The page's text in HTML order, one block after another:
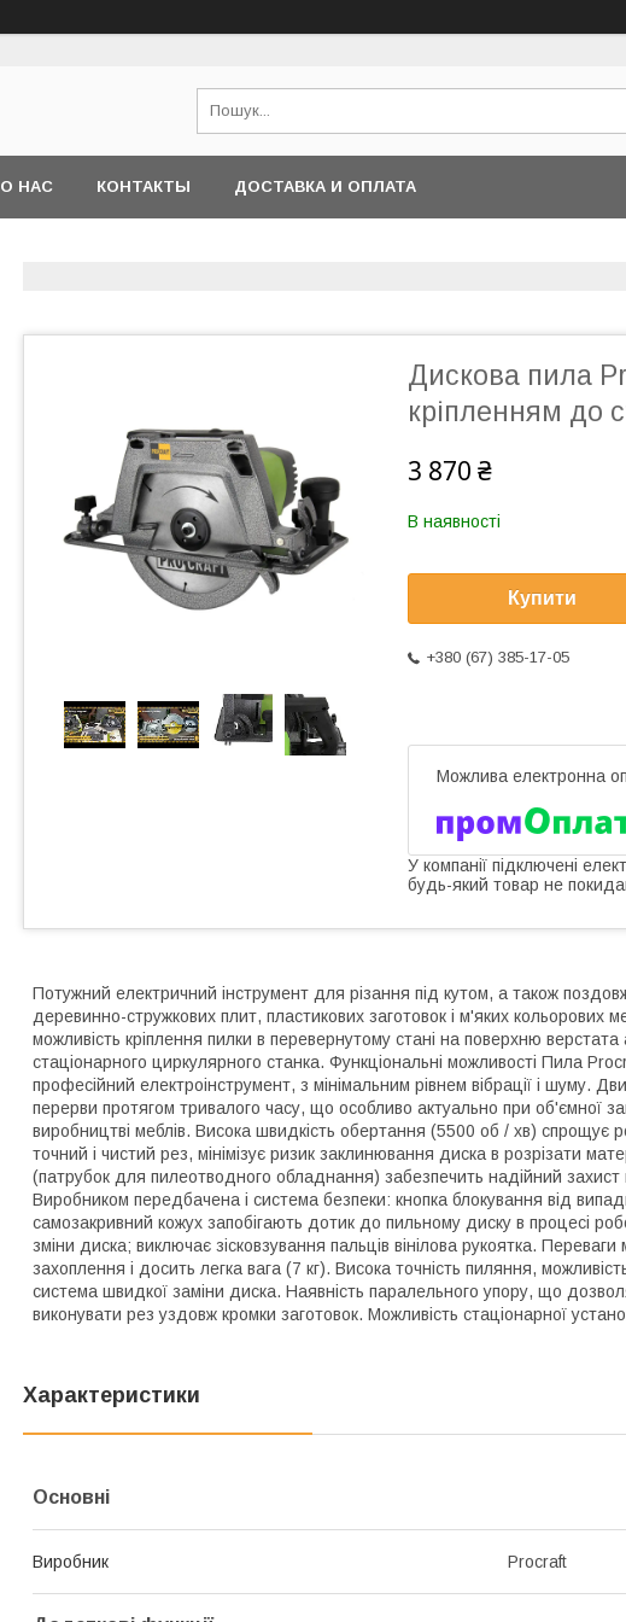
О НАС КОНТАКТЫ ДОСТАВКА И ОПЛАТА
Дискова пила
кріпленням до
3 870 ₴
В наявності
Купити
+380 (67) 385-17-05
У компанії підключені
будь-який товар не
Потужний електричний інструмент для різання під кутом, а також
деревинно-стружкових плит, пластикових заготовок і м'яких кольорових
можливість кріплення пилки в перевернутому стані на поверхню верстата
стаціонарного циркулярного станка. Функціональні можливості Пила
професійний електроінструмент, з мінімальним рівнем вібрації і шуму.
перерви протягом тривалого часу, що особливо актуально при об'ємної
виробництві меблів. Висока швидкість обертання (5500 об / хв)
точний і чистий рез, мінімізує ризик заклинювання диска в розрізати
(патрубок для пилеотводного обладнання) забезпечить надійний захист
Виробником передбачена і система безпеки: кнопка блокування від
самозакривний кожух запобігають дотик до пильному диску в процесі
зміни диска; виключає зісковзування пальців вінілова рукоятка.
захоплення і досить легка вага (7 кг). Висока точність пиляння,
система швидкої заміни диска. Наявність паралельного упору, що
виконувати рез уздовж кромки заготовок. Можливість стаціонарної
Характеристики
Основні
Виробник Procraft